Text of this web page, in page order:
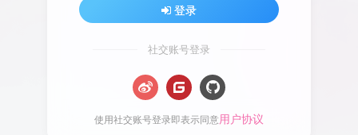
登录
社交账号登录
使用社交账号登录即表示同意用户协议